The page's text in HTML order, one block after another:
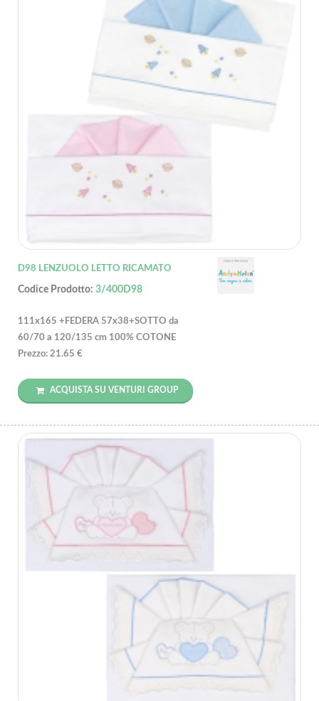
D98 LENZUOLO LETTO RICAMATO
Codice Prodotto: 3/400D98
111x165 +FEDERA 57x38+SOTTO da
60/70 a 120/135 cm 100% COTONE
Prezzo: 21.65 €
ACQUISTA SU VENTURI GROUP